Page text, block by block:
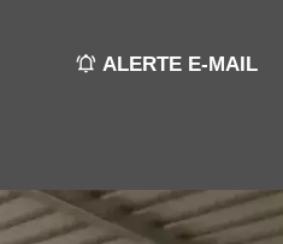
ALERTE E-MAIL